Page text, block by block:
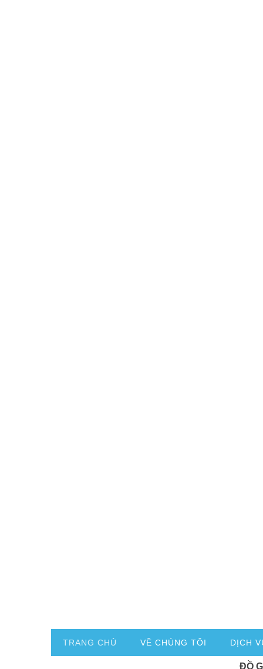
TRANG CHỦ VỀ CHÚNG TÔI DỊCH
ĐỒ